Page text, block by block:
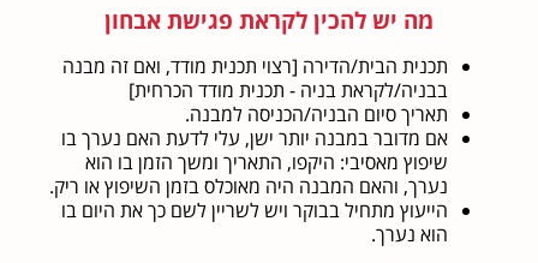
מה יש להכין לקראת פגישת אבחון
תכנית הבית/הדירה [רצוי תכנית מודד, ואם זה מבנה
בבניה/לקראת בניה - תכנית מודד הכרחית]
תאריך סיום הבניה/הכניסה למבנה.
אם מדובר במבנה יותר ישן, עלי לדעת האם נערך בו
שיפוץ מאסיבי: היקפו, התאריך ומשך הזמן בו הוא
נערך, והאם המבנה היה מאוכלס בזמן השיפוץ או ריק.
הייעוץ מתחיל בבוקר ויש לשריין לשם כך את היום בו
הוא נערך.